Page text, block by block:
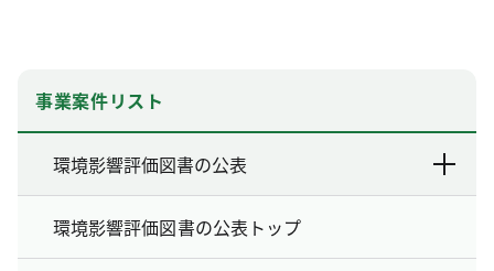
事業案件リスト
環境影響評価図書の公表
環境影響評価図書の公表トップ